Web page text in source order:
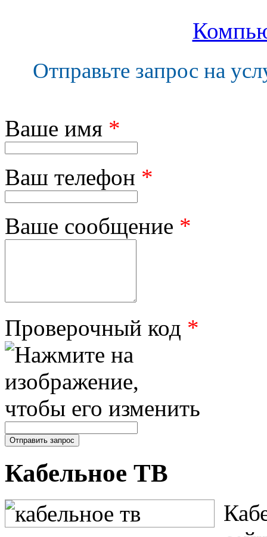
Отправьте запрос на
Ваше имя *
Ваш телефон *
Ваше сообщение *
Проверочный код *
Кабельное ТВ